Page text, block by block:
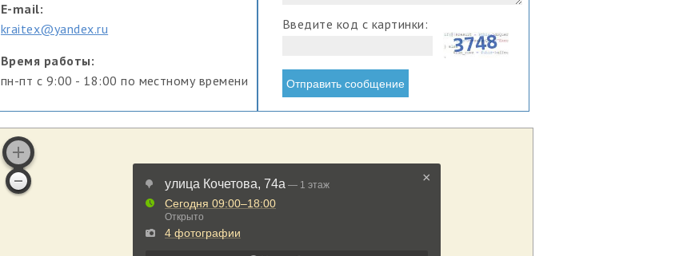
E-mail:
kraitex@yandex.ru
Время работы:
пн-пт с 9:00 - 18:00 по местному времени
Введите код с картинки: